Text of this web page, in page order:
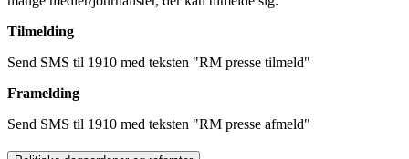
Tilmelding
Send SMS til 1910 med teksten "RM presse tilmeld"
Framelding
Send SMS til 1910 med teksten "RM presse afmeld"